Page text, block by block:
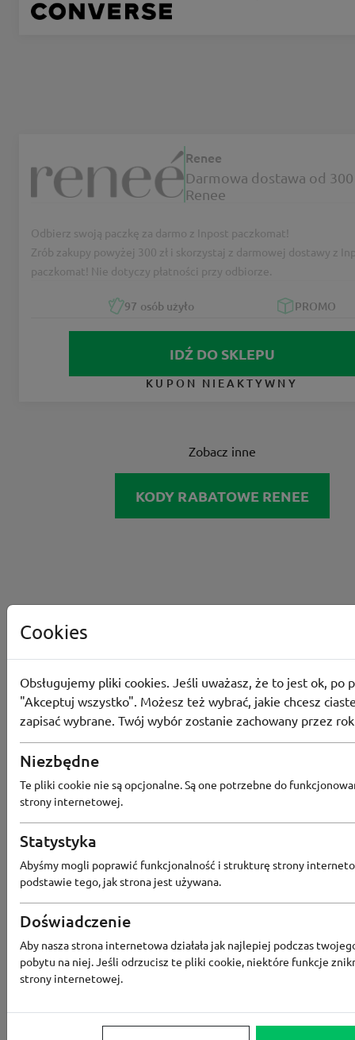
Renee
Darmowa dostawa od 300
Renee
97 osób użyło PROMO
IDŹ DO SKLEPU
KUPON NIEAKTYWNY
Odbierz swoją paczkę za darmo z Inpost paczkomat!
Zrób zakupy powyżej 300 zł i skorzystaj z darmowej dostawy z
paczkomat! Nie dotyczy płatności przy odbiorze.
Zobacz inne
KODY RABATOWE RENEE
Converse
Rabat -15% za zapis do newslettera
Cookies
Obsługujemy pliki cookies. Jeśli uważasz, że to jest ok, po
"Akceptuj wszystko". Możesz też wybrać, jakie chcesz
zapisać wybrane. Twój wybór zostanie zachowany przez
Niezbędne
Te pliki cookie nie są opcjonalne. Są one potrzebne do
strony internetowej.
Statystyka
Abyśmy mogli poprawić funkcjonalność i strukturę strony
podstawie tego, jak strona jest używana.
Doświadczenie
Aby nasza strona internetowa działała jak najlepiej podczas
pobytu na niej. Jeśli odrzucisz te pliki cookie, niektóre funkcje
strony internetowej.